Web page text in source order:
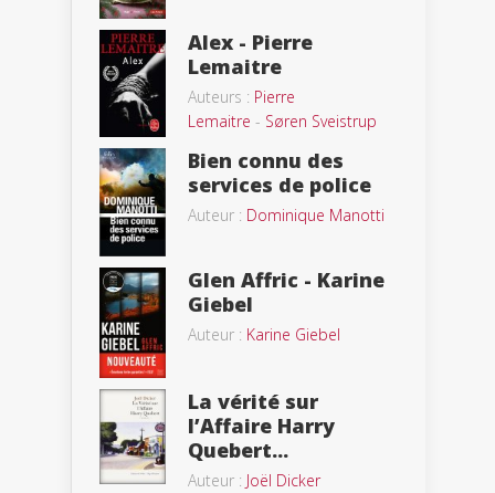
Alex - Pierre
Lemaitre
Auteurs : Pierre
Lemaitre - Søren Sveistrup
Bien connu des
services de police
Auteur : Dominique Manotti
Glen Affric - Karine
Giebel
Auteur : Karine Giebel
La vérité sur
l’Affaire Harry
Quebert...
Auteur : Joël Dicker